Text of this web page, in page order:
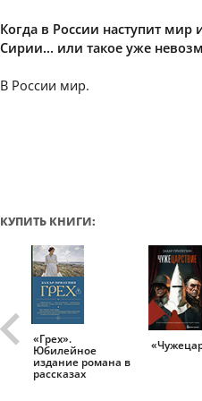
Когда в России наступит мир
Сирии… или такое уже
В России мир.
КУПИТЬ КНИГИ:
«Грех».
Юбилейное
издание романа в
рассказах